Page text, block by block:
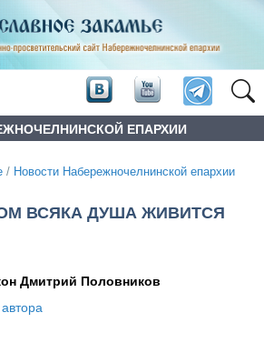
ЕПАРХИИ
/ Новости Набережночелнинской епархии
ВСЯКА ДУША ЖИВИТСЯ
Дмитрий Половников